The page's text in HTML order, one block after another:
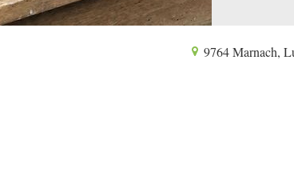
9764 Marnach,